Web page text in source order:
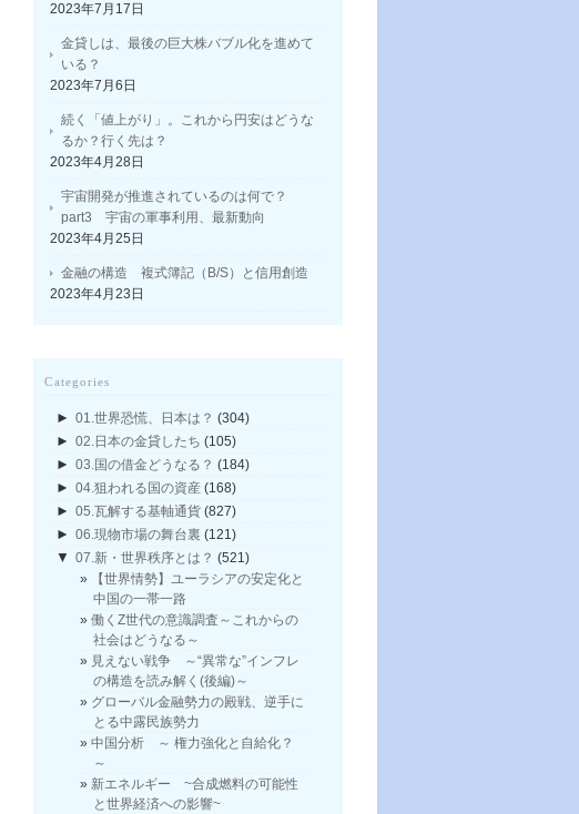
2023年7月17日
金貸しは、最後の巨大株バブル化を進めて
いる？
2023年7月6日
続く「値上がり」。これから円安はどうな
るか？行く先は？
2023年4月28日
宇宙開発が推進されているのは何で？
part3 宇宙の軍事利用、最新動向
2023年4月25日
金融の構造 複式簿記（B/S）と信用創造
2023年4月23日
Categories
► 01.世界恐慌、日本は？ (304)
► 02.日本の金貸したち (105)
► 03.国の借金どうなる？ (184)
► 04.狙われる国の資産 (168)
► 05.瓦解する基軸通貨 (827)
► 06.現物市場の舞台裏 (121)
▼ 07.新・世界秩序とは？ (521)
【世界情勢】ユーラシアの安定化と
中国の一帯一路
働くZ世代の意識調査～これからの
社会はどうなる～
見えない戦争 ～“異常な”インフレ
の構造を読み解く(後編)～
グローバル金融勢力の殿戦、逆手に
とる中露民族勢力
中国分析 ～ 権力強化と自給化？
～
新エネルギー ~合成燃料の可能性
と世界経済への影響~